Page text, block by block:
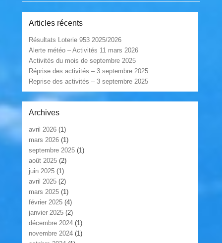
Articles récents
Résultats Loterie 953 2025/2026
Alerte météo – Activités 11 mars 2026
Activités du mois de septembre 2025
Réprise des activités – 3 septembre 2025
Reprise des activités – 3 septembre 2025
Archives
avril 2026 (1)
mars 2026 (1)
septembre 2025 (1)
août 2025 (2)
juin 2025 (1)
avril 2025 (2)
mars 2025 (1)
février 2025 (4)
janvier 2025 (2)
décembre 2024 (1)
novembre 2024 (1)